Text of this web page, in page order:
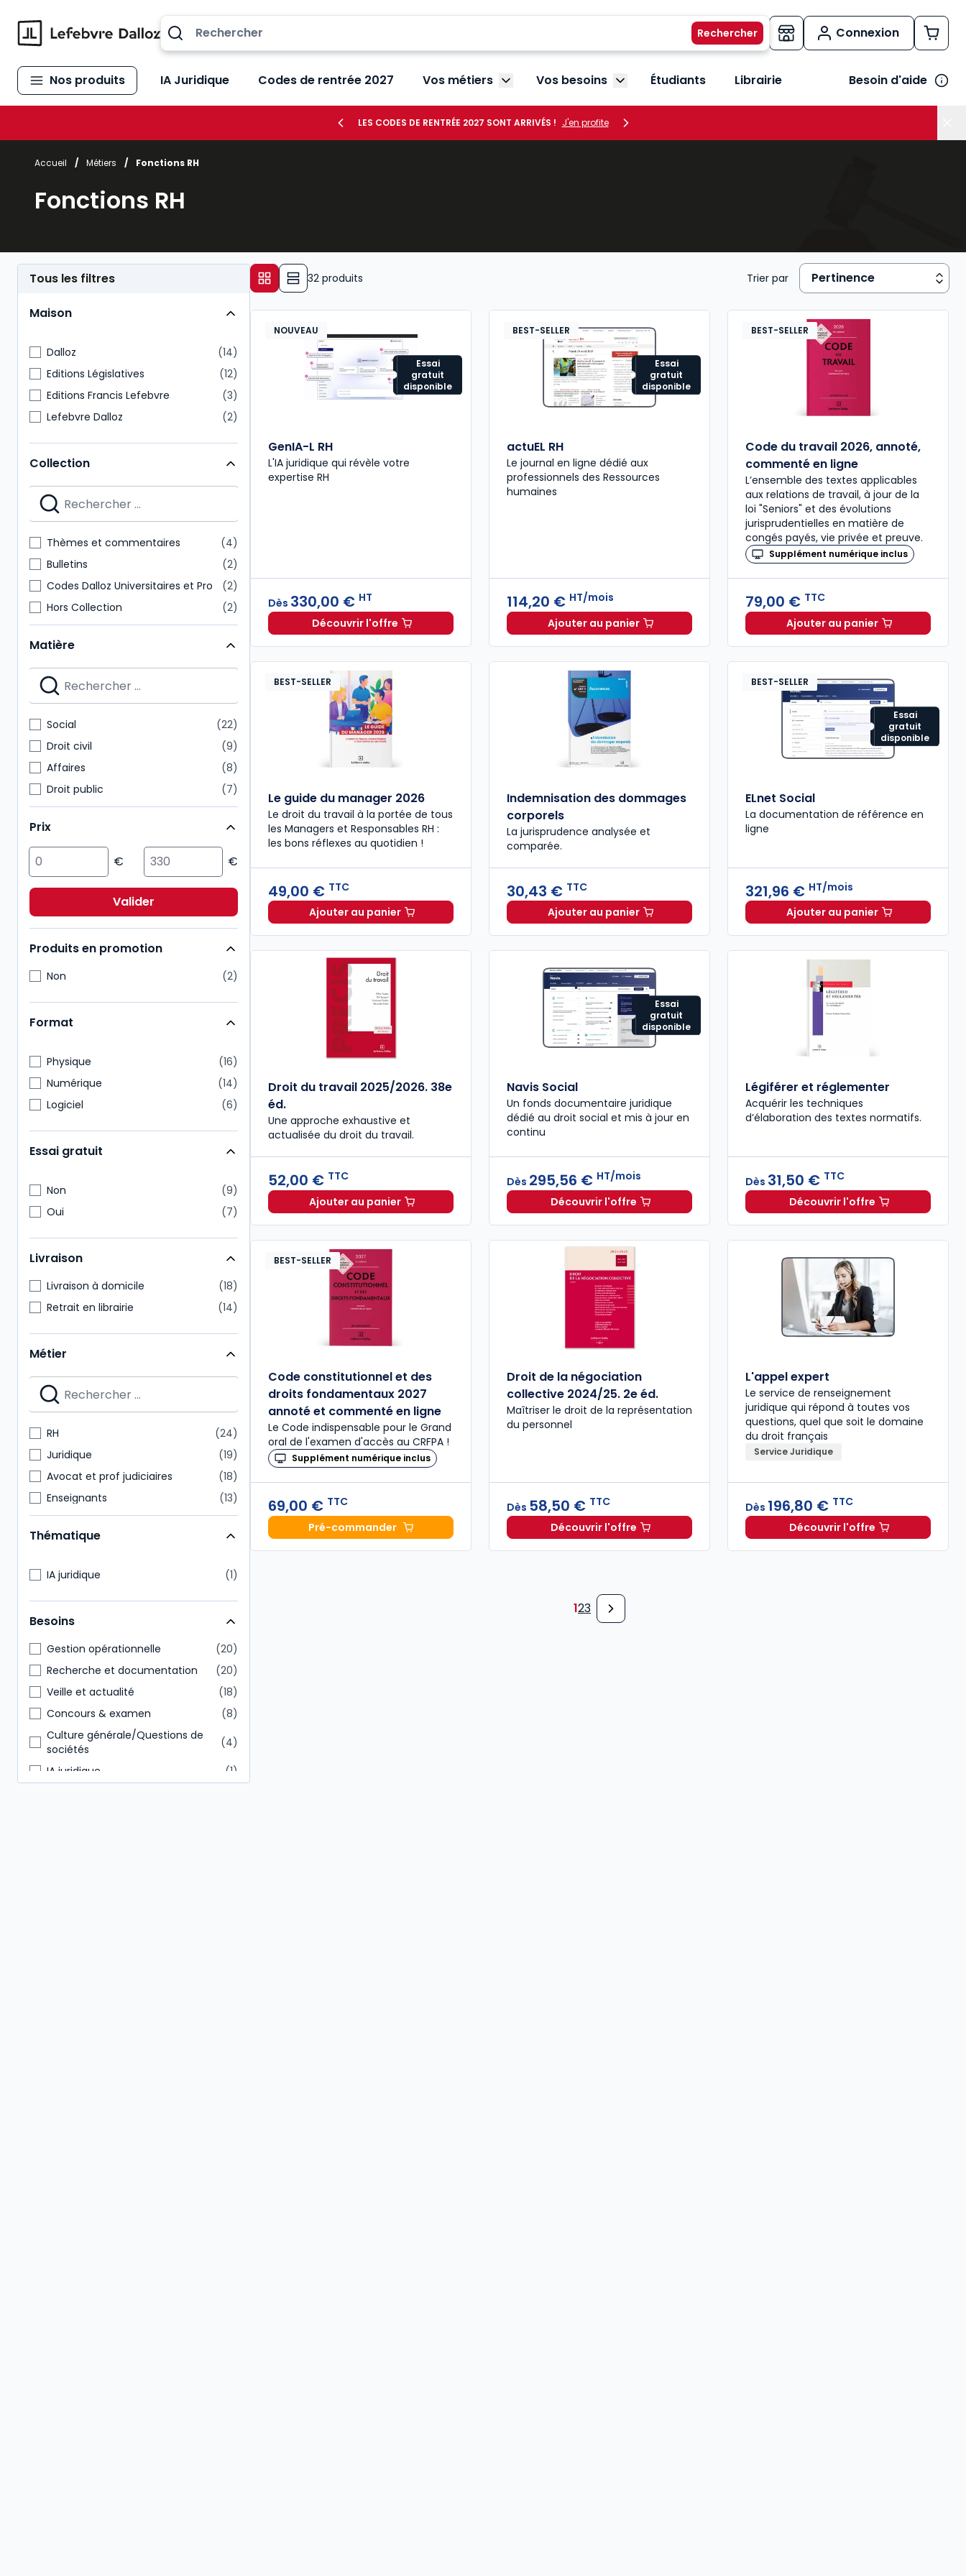
Connexion
Nos produits IA Juridique Codes de rentrée 2027 Vos métiers Afficher le sous-menu Vos métiers
Vos besoins Afficher le sous-menu Vos besoins
Étudiants Librairie Besoin d'aide
LES CODES DE RENTRÉE 2027 SONT ARRIVÉS ! J'en profite
Accueil / Métiers / Fonctions RH
Fonctions RH
Tous les filtres
Maison
Dalloz
14
Editions Législatives
12
Editions Francis Lefebvre
3
Lefebvre Dalloz
2
Collection
Thèmes et commentaires
4
Bulletins
2
Codes Dalloz Universitaires et Pro
2
Hors Collection
2
Dalloz Action
1
Dalloz décryptage
1
Guides Dalloz
1
Méthodes du droit
Matière
Social
22
Droit civil
9
Affaires
8
Droit public
7
Multimatières
7
Fiscal
4
Action sociale
3
ESG/Compliance
Environnement
Pénal
3
Prix
Valider
Produits en promotion
Non 2
Format
Physique
16
Numérique
14
Logiciel
6
Essai gratuit
Non
9
Oui
7
Livraison
Livraison à domicile
18
Retrait en librairie
14
Métier
RH
24
Juridique
19
Avocat et prof judiciaires
18
Enseignants
13
Administratif et financier
12
Étudiants
12
Expert-comptable
10
Commissaire aux comptes
9
Direction générale
9
Thématique
IA juridique 1
Besoins
Gestion opérationnelle
20
Recherche et documentation
20
Veille et actualité
18
Concours & examen
8
Culture générale/Questions de
sociétés
4
IA juridique
1
32 produits Trier par
Essai
gratuit
disponible
NOUVEAU
GenIA-L RH
L'IA juridique qui révèle votre
expertise RH
Dès 330,00 € HT
Découvrir l'offreGenIA-L RH à partir de 330,00 €HT
Essai
gratuit
disponible
BEST-SELLER
actuEL RH
Le journal en ligne dédié aux
professionnels des Ressources
humaines
114,20 € HT/mois
Ajouter au panieractuEL RH à 114,20 € HT/mois
BEST-SELLER
Code du travail 2026, annoté,
commenté en ligne
L’ensemble des textes applicables
aux relations de travail, à jour de la
loi "Seniors" et des évolutions
jurisprudentielles en matière de
congés payés, vie privée et preuve.
Supplément numérique inclus
79,00 € TTC
Ajouter au panierCode du travail 2026,
BEST-SELLER
Le guide du manager 2026
Le droit du travail à la portée de tous
les Managers et Responsables RH :
les bons réflexes au quotidien !
49,00 € TTC
Ajouter au panierLe guide du manager 2026 à 49,00 € TTC
Indemnisation des dommages
corporels
La jurisprudence analysée et
comparée.
30,43 € TTC
Ajouter au panierIndemnisation des dommages corporels à 30,43 € TTC
Essai
gratuit
disponible
BEST-SELLER
ELnet Social
La documentation de référence en
ligne
321,96 € HT/mois
Ajouter au panierELnet Social à 321,96 €
Droit du travail 2025/2026. 38e
éd.
Une approche exhaustive et
actualisée du droit du travail.
52,00 € TTC
Ajouter au panierDroit du travail 2025/2026. 38e éd. à 52,00 € TTC
Essai
gratuit
disponible
Navis Social
Un fonds documentaire juridique
dédié au droit social et mis à jour en
continu
Dès 295,56 € HT/mois
Découvrir l'offreNavis Social à partir de 295,56 €HT/mois
Légiférer et réglementer
Acquérir les techniques
d’élaboration des textes normatifs.
Dès 31,50 € TTC
Découvrir l'offre
Légiférer et
BEST-SELLER
Code constitutionnel et des
droits fondamentaux 2027
annoté et commenté en ligne
Le Code indispensable pour le Grand
oral de l'examen d'accès au CRFPA !
Supplément numérique inclus
69,00 € TTC
Pré-commanderCode constitutionnel et des droits fondamentaux 2027 annoté et commenté en ligne à 69,00 € TTC
Droit de la négociation
collective 2024/25. 2e éd.
Maîtriser le droit de la représentation
du personnel
Dès 58,50 € TTC
Découvrir l'offreDroit de la négociation collective 2024/25. 2e éd. à partir de Dès
L'appel expert
Le service de renseignement
juridique qui répond à toutes vos
questions, quel que soit le domaine
du droit français
Service Juridique
Dès 196,80 € TTC
Découvrir l'offreL'appel expert à partir
123